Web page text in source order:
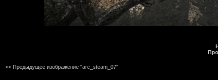
<< Предыдущее изображение "arc_steam_07"